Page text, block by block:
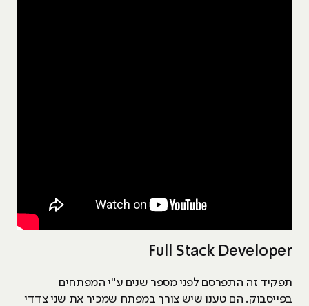
Full Stack Developer
תפקיד זה התפרסם לפני מספר שנים ע"י המפתחים
בפייסבוק. הם טענו שיש צורך במפתח שמכיר את שני צדדי